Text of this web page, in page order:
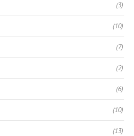
(3)
(10)
(7)
(2)
(6)
(10)
(13)